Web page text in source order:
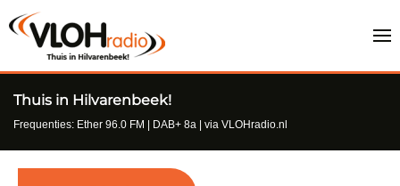
Thuis in Hilvarenbeek!
Frequenties: Ether 96.0 FM | DAB+ 8a | via VLOHradio.nl